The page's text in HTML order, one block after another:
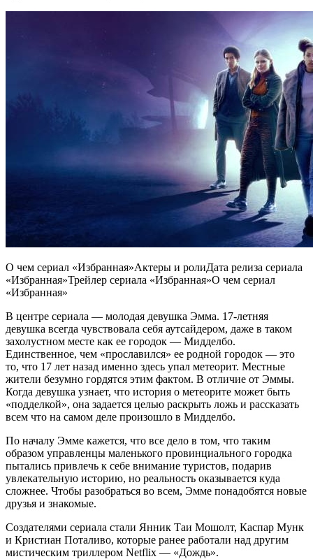
О чем сериал «Избранная»Актеры и ролиДата релиза сериала
«Избранная»Трейлер сериала «Избранная»О чем сериал
«Избранная»
В центре сериала — молодая девушка Эмма. 17-летняя
девушка всегда чувствовала себя аутсайдером, даже в таком
захолустном месте как ее городок — Мидделбо.
Единственное, чем «прославился» ее родной городок — это
то, что 17 лет назад именно здесь упал метеорит. Местные
жители безумно гордятся этим фактом. В отличие от Эммы.
Когда девушка узнает, что история о метеорите может быть
«подделкой», она задается целью раскрыть ложь и рассказать
всем что на самом деле произошло в Мидделбо.
По началу Эмме кажется, что все дело в том, что таким
образом управленцы маленького провинциального городка
пытались привлечь к себе внимание туристов, подарив
увлекательную историю, но реальность оказывается куда
сложнее. Чтобы разобраться во всем, Эмме понадобятся новые
друзья и знакомые.
Создателями сериала стали Янник Таи Мошолт, Каспар Мунк
и Кристиан Поталиво, которые ранее работали над другим
мистическим триллером Netflix — «Дождь».